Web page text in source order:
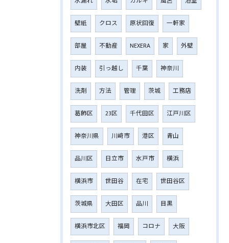
壁紙 クロス 原状回復 一軒家
部屋 不動産 NEXERA 家 外壁
内装 引っ越し 千葉 神奈川
洗剤 方法 管理 茨城 工務店
葛飾区 23区 千代田区 江戸川区
神奈川県 川﨑市 港区 青山
品川区 日立市 水戸市 横浜
横浜市 世田谷 在宅 世田谷区
茨城県 大田区 品川 目黒
横浜市北区 福岡 コロナ 大阪